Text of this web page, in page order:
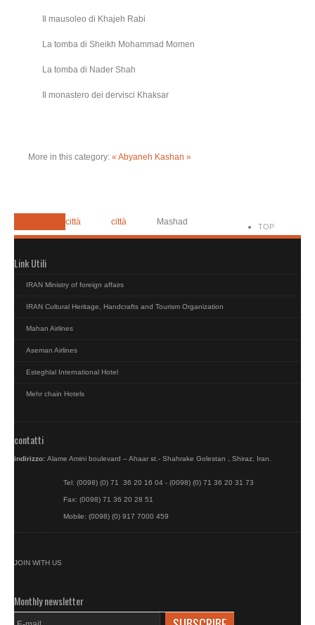
Il mausoleo di Khajeh Rabi
La tomba di Sheikh Mohammad Momen
La tomba di Nader Shah
Il monastero dei dervisci Khaksar
More in this category: « Abyaneh Kashan »
città città Mashad TOP
Link Utili
IRAN Ministry of foreign affairs
IRAN Cultural Heritage, Handcrafts and Tourism Organization
Mahan Airlines
Aseman Airlines
Esteghlal International Hotel
Mehr chain Hotels
contatti
indirizzo: Alame Amini boulevard – Ahaar st.- Shahrake Golestan , Shiraz, Iran.
Tel: (0098) (0) 71 36 20 16 04 - (0098) (0) 71 36 20 31 73
Fax: (0098) 71 36 20 28 51
Mobile: (0098) (0) 917 7000 459
JOIN WITH US
Monthly newsletter